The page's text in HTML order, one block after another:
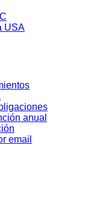
USA
anual
email